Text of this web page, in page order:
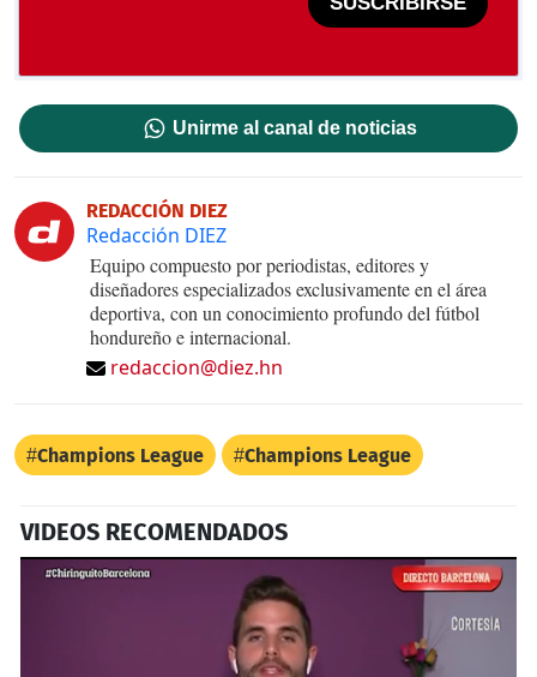
Unirme al canal de noticias
REDACCIÓN DIEZ
Redacción DIEZ
Equipo compuesto por periodistas, editores y
diseñadores especializados exclusivamente en el área
deportiva, con un conocimiento profundo del fútbol
hondureño e internacional.
redaccion@diez.hn
Champions League Champions League
VIDEOS RECOMENDADOS